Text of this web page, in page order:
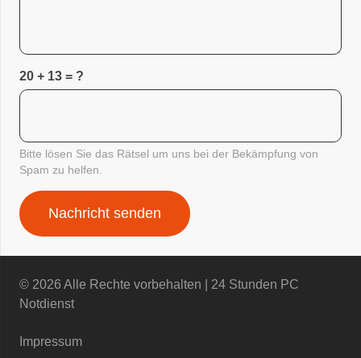
20 + 13 = ?
Bitte lösen Sie das Rätsel um uns bei der Bekämpfung von
Spam zu helfen.
Nachricht senden
© 2026 Alle Rechte vorbehalten | 24 Stunden PC
Notdienst
Impressum